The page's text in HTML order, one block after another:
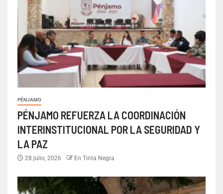
PÉNJAMO
PÉNJAMO REFUERZA LA COORDINACIÓN
INTERINSTITUCIONAL POR LA SEGURIDAD Y
LA PAZ
28 julio, 2026 En Tinta Negra